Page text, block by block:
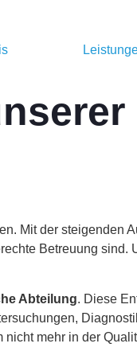
Mit der steigenden
Betreuung
Abteilung. Diese
mehr in der